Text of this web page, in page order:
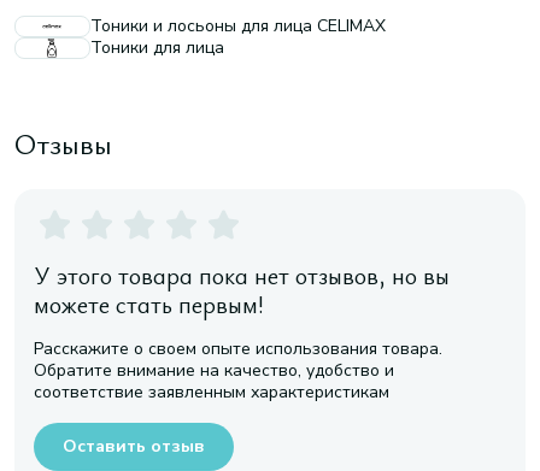
Тоники и лосьоны для лица CELIMAX
Тоники для лица
Отзывы
У этого товара пока нет отзывов, но вы
можете стать первым!
Расскажите о своем опыте использования товара.
Обратите внимание на качество, удобство и
соответствие заявленным характеристикам
Оставить отзыв